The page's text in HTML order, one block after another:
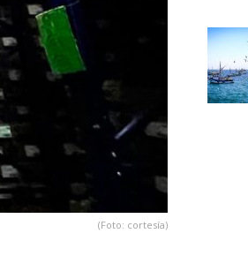
(Foto: cortesía)